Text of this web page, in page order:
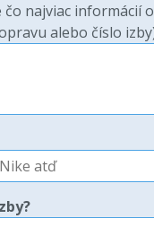
najviac informácií
alebo číslo